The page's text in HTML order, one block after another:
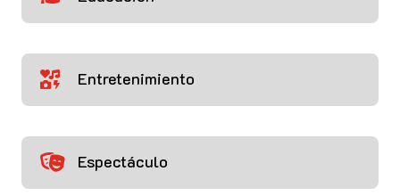
 Entretenimiento
 Espectáculo